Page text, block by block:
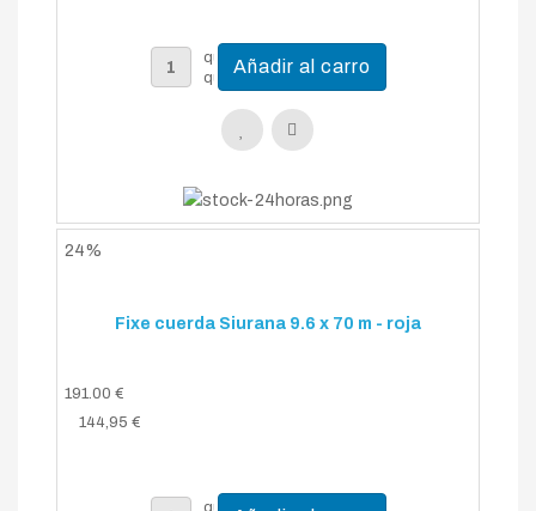
24%
Fixe cuerda Siurana 9.6 x 70 m - roja
191.00 €
144,95 €